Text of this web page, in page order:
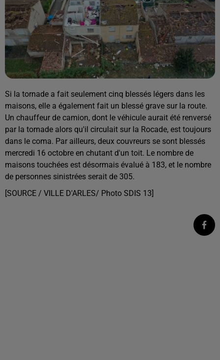
Si la tornade a fait seulement cinq blessés légers dans les
maisons, elle a également fait un blessé grave sur la route.
Un chauffeur de camion, dont le véhicule aurait été renversé
par la tornade alors qu'il circulait sur la Rocade, est toujours
dans le coma. Par ailleurs, deux couvreurs se sont blessés
mercredi 16 octobre en chutant d'un toit. Le nombre de
maisons touchées est désormais évalué à 183, et le nombre
de personnes sinistrées serait de 305.
[SOURCE / VILLE D'ARLES/ Photo SDIS 13]